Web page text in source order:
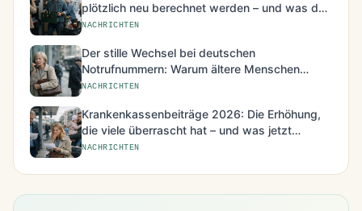
plötzlich neu berechnet werden – und was das
für den Alltag bedeutet
NACHRICHTEN
Der stille Wechsel bei deutschen
Notrufnummern: Warum ältere Menschen
besonders betroffen sind
NACHRICHTEN
Krankenkassenbeiträge 2026: Die Erhöhung,
die viele überrascht hat – und was jetzt
möglich ist
NACHRICHTEN